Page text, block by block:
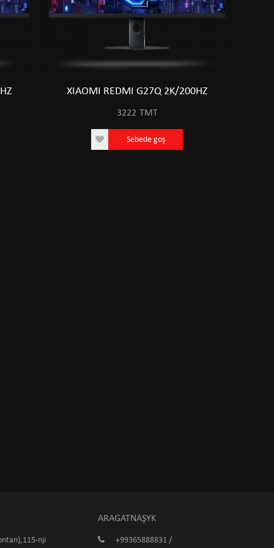
XIAOMI REDMI G27Q 2K/200HZ
3222 TMT
Sebede goş
nji
ARAGATNAŞYK
+99365888831 /